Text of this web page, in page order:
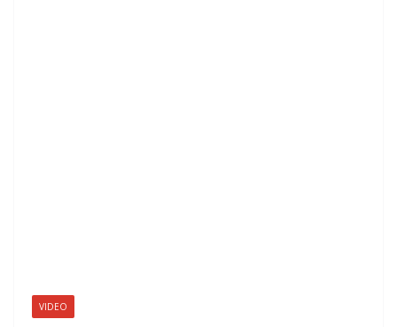
VIDEO